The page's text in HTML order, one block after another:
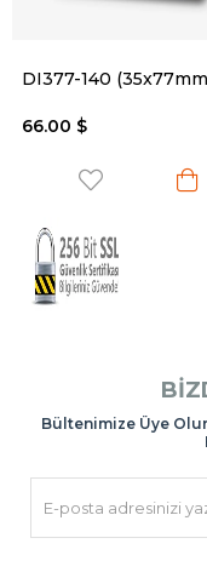
DI377-140 (35x77mm) Dijital İndikatör
Bültenimize Üye